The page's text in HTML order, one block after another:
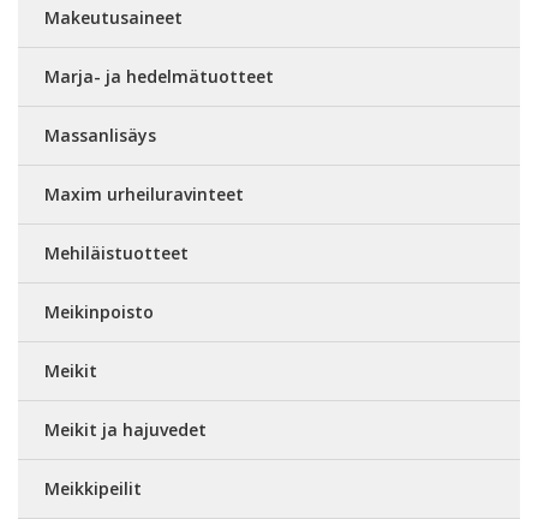
Makeutusaineet
Marja- ja hedelmätuotteet
Massanlisäys
Maxim urheiluravinteet
Mehiläistuotteet
Meikinpoisto
Meikit
Meikit ja hajuvedet
Meikkipeilit